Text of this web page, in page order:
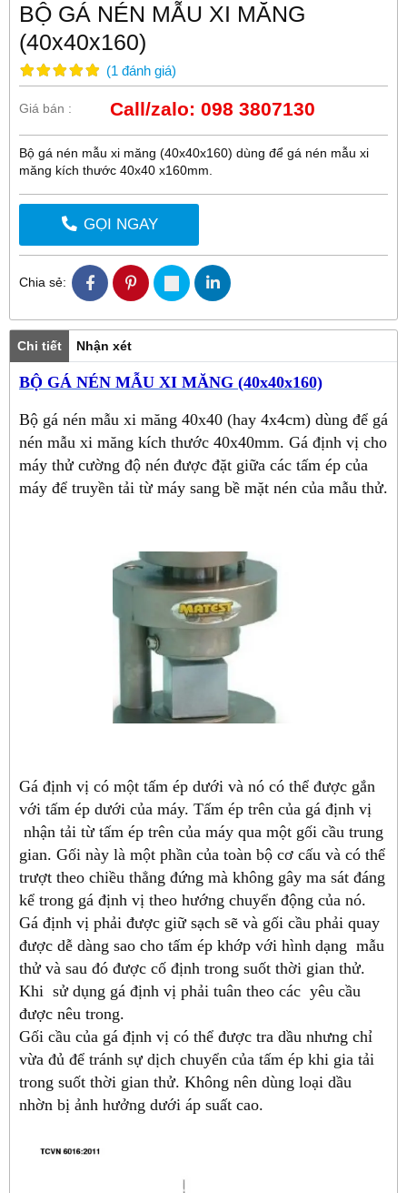
BỘ GÁ NÉN MẪU XI MĂNG
(40x40x160)
(1 đánh giá)
Giá bán : Call/zalo: 098 3807130
Bộ gá nén mẫu xi măng (40x40x160) dùng để gá nén mẫu xi
măng kích thước 40x40 x160mm.
GỌI NGAY
Chia sẻ:
Chi tiết Nhận xét
BỘ GÁ NÉN MẪU XI MĂNG (40x40x160)
Bộ gá nén mẫu xi măng 40x40 (hay 4x4cm) dùng để gá
nén mẫu xi măng kích thước 40x40mm. Gá định vị cho
máy thử cường độ nén được đặt giữa các tấm ép của
máy để truyền tải từ máy sang bề mặt nén của mẫu thử.
Gá định vị có một tấm ép dưới và nó có thể được gắn
với tấm ép dưới của máy. Tấm ép trên của gá định vị
nhận tải từ tấm ép trên của máy qua một gối cầu trung
gian. Gối này là một phần của toàn bộ cơ cấu và có thể
trượt theo chiều thẳng đứng mà không gây ma sát đáng
kể trong gá định vị theo hướng chuyển động của nó.
Gá định vị phải được giữ sạch sẽ và gối cầu phải quay
được dễ dàng sao cho tấm ép khớp với hình dạng mẫu
thử và sau đó được cố định trong suốt thời gian thử.
Khi sử dụng gá định vị phải tuân theo các yêu cầu
được nêu trong.
Gối cầu của gá định vị có thể được tra dầu nhưng chỉ
vừa đủ để tránh sự dịch chuyển của tấm ép khi gia tải
trong suốt thời gian thử. Không nên dùng loại dầu
nhờn bị ảnh hưởng dưới áp suất cao.